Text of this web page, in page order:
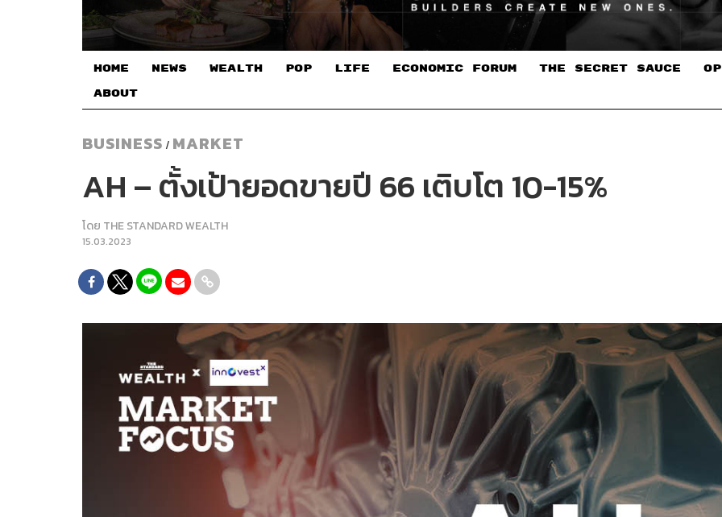
HOME NEWS WEALTH POP LIFE ECONOMIC FORUM THE SECRET SAUCE​
ABOUT
BUSINESS / MARKET
AH – ตั้งเป้ายอดขายปี 66 เติบโต 10-15%
โดย THE STANDARD WEALTH
15.03.2023